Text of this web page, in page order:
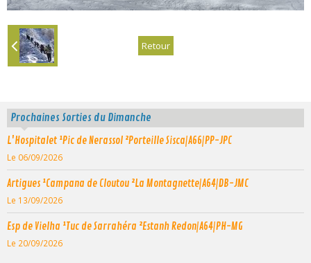
Retour
Prochaines Sorties du Dimanche
L'Hospitalet ¹Pic de Nerassol ²Porteille Sisca|A66|PP-JPC
Le 06/09/2026
Artigues ¹Campana de Cloutou ²La Montagnette|A64|DB-JMC
Le 13/09/2026
Esp de Vielha ¹Tuc de Sarrahéra ²Estanh Redon|A64|PH-MG
Le 20/09/2026